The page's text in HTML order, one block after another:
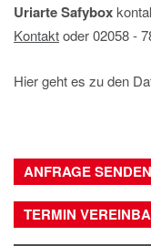
Uriarte Safybox
Kontaktoder 02058 ‐
Hier geht es zu den
ANFRAGE SENDEN
TERMIN